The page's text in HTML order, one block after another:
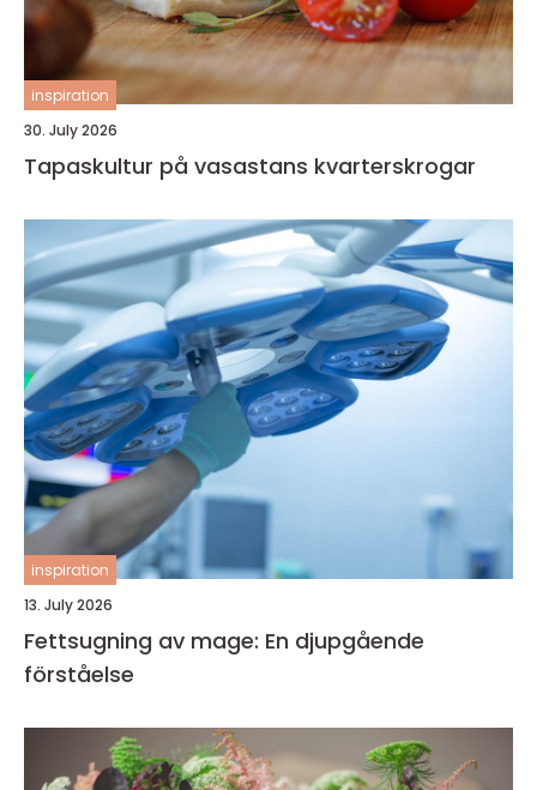
inspiration
30. July 2026
Tapaskultur på vasastans kvarterskrogar
inspiration
13. July 2026
Fettsugning av mage: En djupgående
förståelse